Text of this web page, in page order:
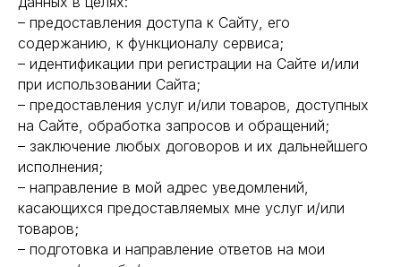
– предоставления доступа к Сайту, его
содержанию, к функционалу сервиса;
– идентификации при регистрации на Сайте и/или
при использовании Сайта;
– предоставления услуг и/или товаров, доступных
на Сайте, обработка запросов и обращений;
– заключение любых договоров и их дальнейшего
исполнения;
– направление в мой адрес уведомлений,
касающихся предоставляемых мне услуг и/или
товаров;
– подготовка и направление ответов на мои